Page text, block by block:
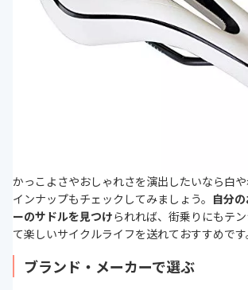
かっこよさやおしゃれさを演出したいなら白
インナップもチェックしてみましょう。 自分
ーのサドルを見つけられれば、街乗りにもテ
て楽しいサイクルライフを送れておすすめです
ブランド・メーカーで選ぶ